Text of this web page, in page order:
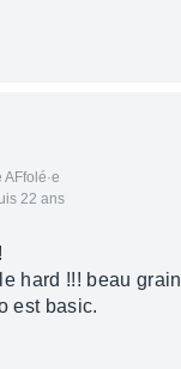
AFfolé·e
22 ans
hard !!! beau grain
est basic.